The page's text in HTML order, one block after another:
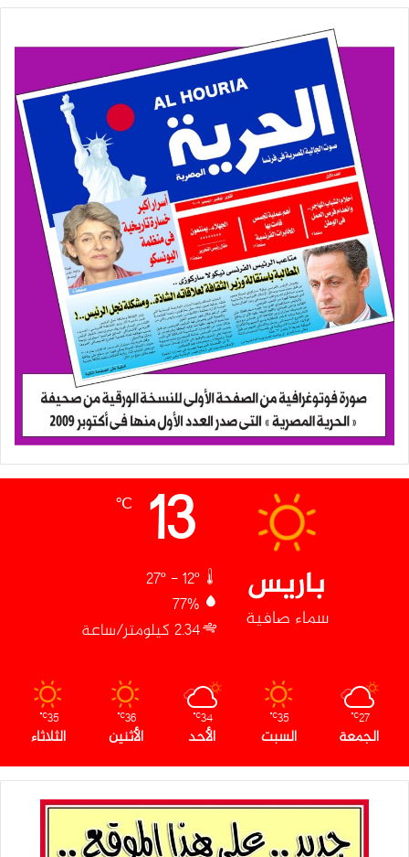
باريس
سماء صافية
13
℃
27º - 12º
77%
2.34 كيلومتر/ساعة
27
℃
الجمعة
35
℃
السبت
34
℃
الأحد
36
℃
الأثنين
35
℃
الثلاثاء